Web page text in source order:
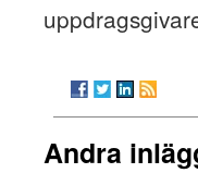
Andra